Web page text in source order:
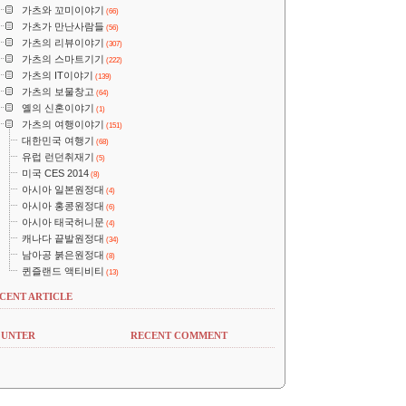
가츠와 꼬미이야기 (66)
가츠가 만난사람들 (56)
가츠의 리뷰이야기 (307)
가츠의 스마트기기 (222)
가츠의 IT이야기 (139)
가츠의 보물창고 (64)
옐의 신혼이야기 (1)
가츠의 여행이야기 (151)
대한민국 여행기 (68)
유럽 런던취재기 (5)
미국 CES 2014 (8)
아시아 일본원정대 (4)
아시아 홍콩원정대 (6)
아시아 태국허니문 (4)
캐나다 끝발원정대 (34)
남아공 붉은원정대 (8)
퀸즐랜드 액티비티 (13)
ARTICLE
RECENT COMMENT